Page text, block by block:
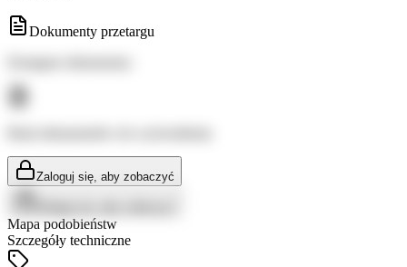
Dokumenty przetargu
Zaloguj się, aby zobaczyć
Mapa podobieństw
Szczegóły techniczne